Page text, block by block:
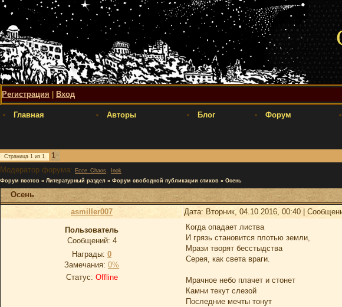
Регистрация Вход
Главная Авторы Блог Форум
Страница 1 из 1
1
Модератор форума: Ecce_Chaos ,
Inok
Форум поэтов » Литературный раздел » Форум свободной публикации стихов » Осень
Осень
asmiller007
Дата: Вторник, 04.10.2016, 00:40 |
Пользователь
Сообщений: 4
Награды: 0
Замечания: 0%
Статус: Offline
Когда опадает листва
И грязь становится плотью земли,
Мрази творят бесстыдства
Серея, как света враги.
Мрачное небо плачет и стонет
Камни текут слезой
Последние мечты тонут